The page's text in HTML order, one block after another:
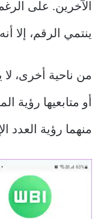
الآخرين. على
ينتمي الرقم، إلا
أو متابعيها رؤية
منهما رؤية العدد